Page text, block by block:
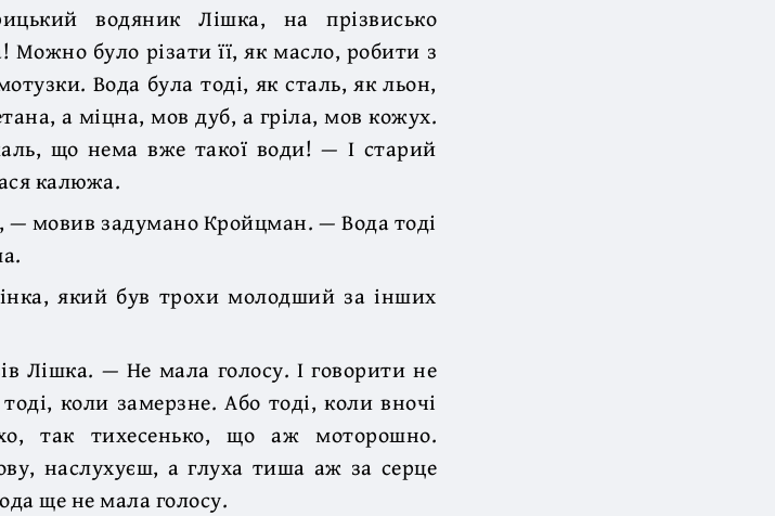
водяник Лішка, на прізвисько
Можно було різати її, як масло, робити з
Вода була тоді, як сталь, як льон,
а міцна, мов дуб, а гріла, мов кожух.
що нема вже такої води! — І старий
калюжа.
— мовив задумано Кройцман. — Вода тоді
який був трохи молодший за інших
Лішка. — Не мала голосу. І говорити не
коли замерзне. Або тоді, коли вночі
так тихесенько, що аж моторошно.
наслухуєш, а глуха тиша аж за серце
ще не мала голосу.